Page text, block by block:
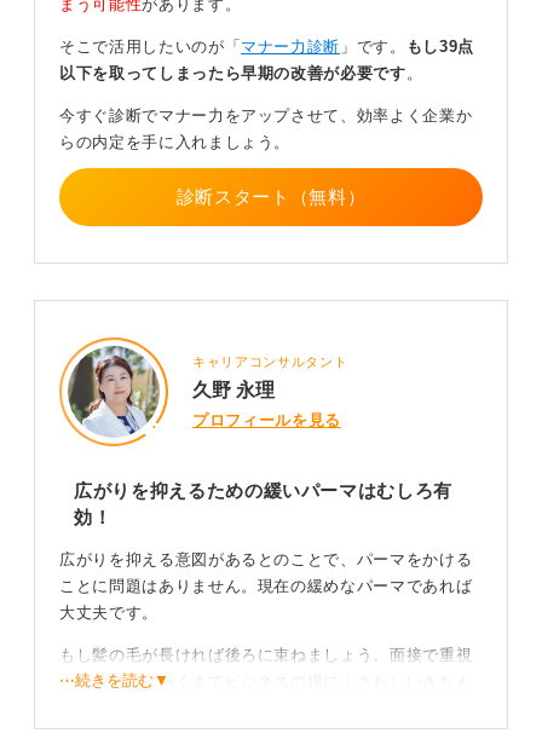
セットをしましょう。
とめる、お辞儀をしたときに髪が落ちてこない、前髪が
目にかかっていないようにしておくことも重要です。
髪型は印象を左右する！ 自己ブランディングの視点
を持とう
であればストレートパーマという選択肢もあります。
美容師さんにも相談しながら、就活が髪型で憂鬱になら
ないように対策をしてみてください。
私は顔周りの髪がストレートだと清楚な印象、顔周りに
するくらい印象を左右するものです。オシャレ重視では
なく、就活に向けた自己ブランディングとして考えてみ
てくださいね。
0
まう可能性があります。
そこで活用したいのが「 マナー力診断 」です。
もし39点
以下を取ってしまったら早期の改善が必要です 。
今すぐ診断でマナー力をアップさせて、効率よく企業か
らの内定を手に入れましょう。
診断スタート（無料）
キャリアコンサルタント
久野 永理
プロフィールを見る
広がりを抑えるための緩いパーマはむしろ有
効！
広がりを抑える意図があるとのことで、パーマをかける
ことに問題はありません。現在の緩めなパーマであれば
大丈夫です。
もし髪の毛が長ければ後ろに束ねましょう。面接で重視
されるのは、あくまでビジネスの場にふさわしいきちん
潔感を保ってください。
⋯続きを読む▼